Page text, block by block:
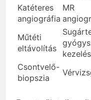
Katéteres
angiográfia
MR
Műtéti
eltávolítás
kezelés
Csontvelő-
biopszia